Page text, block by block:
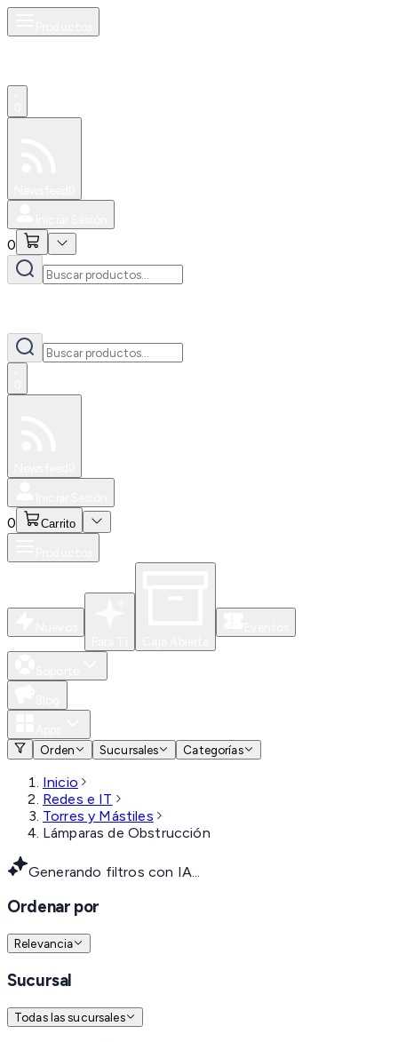
0
0 Carrito
Orden
Sucursales Categorías
Inicio
Redes e IT
Torres y Mástiles
Lámparas de Obstrucción
Generando filtros con IA...
Ordenar por
Relevancia
Sucursal
Todas las sucursales